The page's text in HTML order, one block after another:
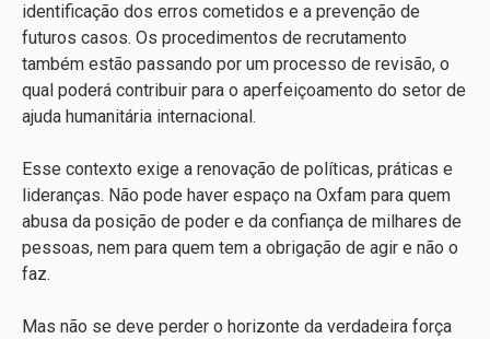
identificação dos erros cometidos e a prevenção de
futuros casos. Os procedimentos de recrutamento
também estão passando por um processo de revisão, o
qual poderá contribuir para o aperfeiçoamento do setor de
ajuda humanitária internacional.
Esse contexto exige a renovação de políticas, práticas e
lideranças. Não pode haver espaço na Oxfam para quem
abusa da posição de poder e da confiança de milhares de
pessoas, nem para quem tem a obrigação de agir e não o
faz.
Mas não se deve perder o horizonte da verdadeira força